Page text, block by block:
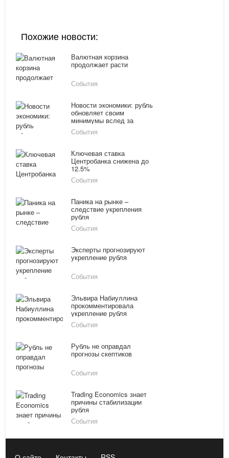
Похожие новости:
Валютная корзина
продолжает расти
События
Новости экономики: рубль
обновляет своим
минимумы вслед за
ценами на нефть
События
Ключевая ставка
Центробанка снижена до
12.5%
События
Паника на рынке –
следствие укрепления
рубля
События
Эксперты прогнозируют
укрепление рубля
События
Эльвира Набиуллина
прокомментировала
укрепление рубля
События
Рубль не оправдал
прогнозы скептиков
События
Trading Economics знает
причины стабилизации
рубля
События